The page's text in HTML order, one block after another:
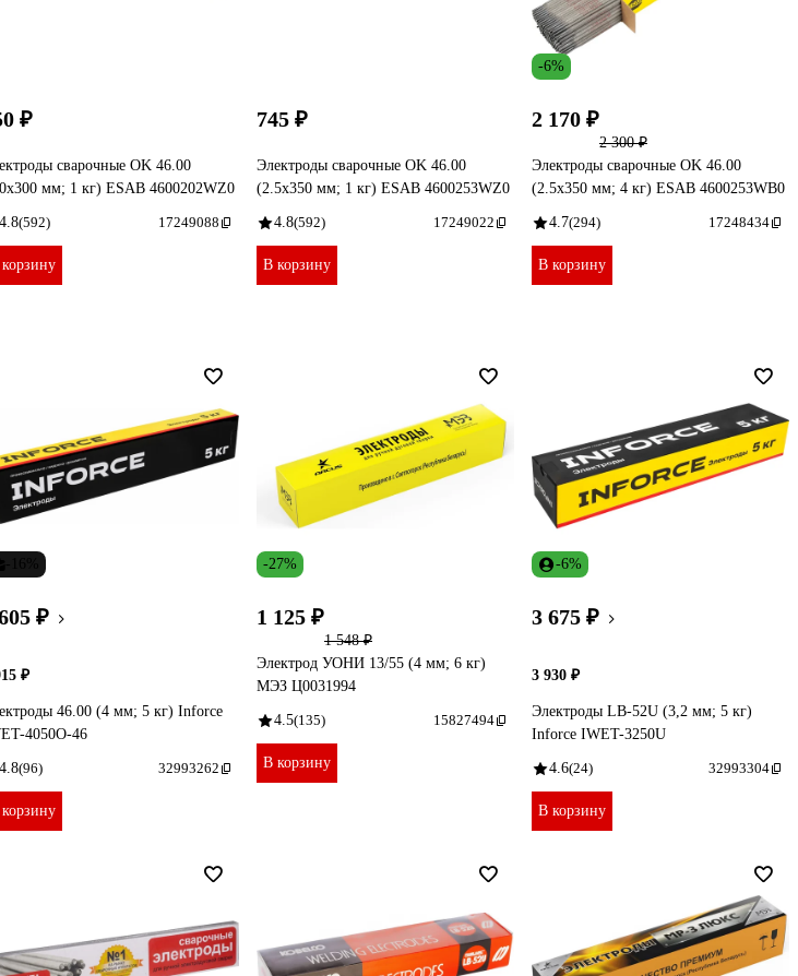
₽
сварочные OK 46.00
мм; 1 кг) ESAB 4600202WZ0
4.8(592) 17249088
745 ₽
Электроды сварочные OK 46.00
(2.5х350 мм; 1 кг) ESAB 4600253WZ0
4.8(592) 17249022
В корзину
-6%
2 170 ₽
2 300 ₽
Электроды сварочные OK 46.00
(2.5х350 мм; 4 кг) ESAB 4600253WB0
4.7(294) 17248434
В корзину
₽
₽
46.00 (4 мм; 5 кг) Inforce
4050O-46
4.8(96) 32993262
-27%
1 125 ₽
1 548 ₽
Электрод УОНИ 13/55 (4 мм; 6 кг)
МЭЗ Ц0031994
4.5(135) 15827494
В корзину
-6%
3 675 ₽
3 930 ₽
Электроды LB-52U (3,2 мм; 5 кг)
Inforce IWET-3250U
4.6(24) 32993304
В корзину